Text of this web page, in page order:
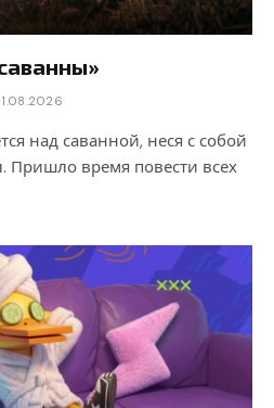
над саванной, неся с собой
Пришло время повести всех